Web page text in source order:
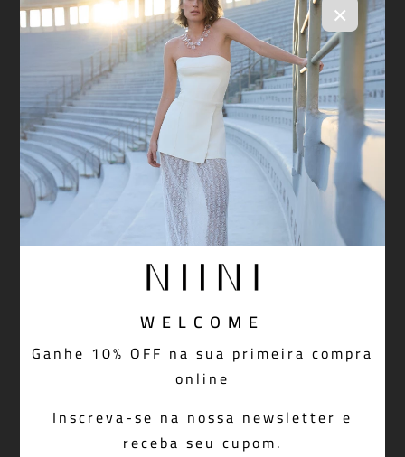
×
WELCOME
Ganhe 10% OFF na sua primeira compra
online
Inscreva-se na nossa newsletter e
receba seu cupom.
Camisa Mushroom Organic Red